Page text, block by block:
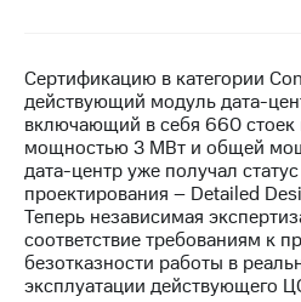
в
регионе
и акционерам
Корпоративное
управление
Корпоративный
секретарь
Раскрытие
Сертификацию в категории
действующий модуль дата-
включающий в себя 660
мощностью 3 МВт и общей
дата-центр уже получал
проектирования – Detailed
Теперь независимая
соответствие требованиям к
безотказности работы в
эксплуатации действующего